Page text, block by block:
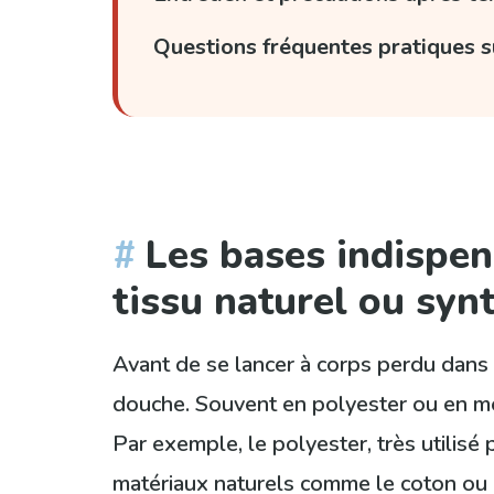
Questions fréquentes pratiques
Les bases
tissu naturel ou
Avant de se lancer à corps perdu
douche. Souvent en polyester ou en
Par exemple, le polyester, très utilisé
matériaux naturels comme le coton